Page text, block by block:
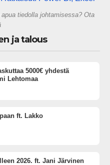
tiedolla johtamisessa? Ota
ja talous
5000€ yhdestä
Lehtomaa
ft. Lakko
2026. ft. Jani Järvinen